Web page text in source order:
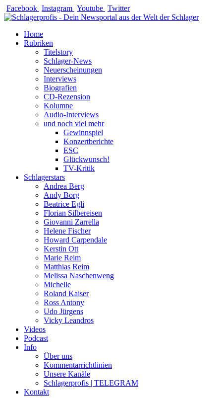
Zum
Inhalt
Facebook Instagram Youtube Twitter
Home
Rubriken
Titelstory
Schlager-News
Neuerscheinungen
Interviews
Biografien
CD-Rezension
Kolumne
Audio-Interviews
und noch viel mehr
Gewinnspiel
Konzertberichte
ESC
Glückwunsch!
TV-Kritik
Schlagerstars
Andrea Berg
Andy Borg
Beatrice Egli
Florian Silbereisen
Giovanni Zarrella
Helene Fischer
Howard Carpendale
Kerstin Ott
Marie Reim
Matthias Reim
Melissa Naschenweng
Michelle
Roland Kaiser
Ross Antony
Udo Jürgens
Vicky Leandros
Videos
Podcast
Info
Über uns
Kommentarrichtlinien
Unsere Kanäle
Schlagerprofis | TELEGRAM
Kontakt